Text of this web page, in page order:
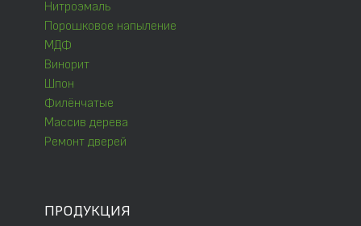
Нитроэмаль
Порошковое напыление
МДФ
Винорит
Шпон
Филёнчатые
Массив дерева
Ремонт дверей
ПРОДУКЦИЯ